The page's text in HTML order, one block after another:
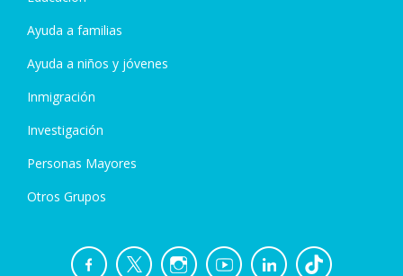
Ayuda a familias
Ayuda a niños y jóvenes
Inmigración
Investigación
Personas Mayores
Otros Grupos